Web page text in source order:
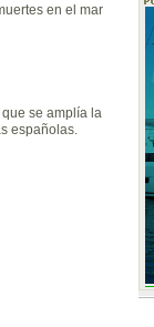
en el mar
se amplía la
españolas.